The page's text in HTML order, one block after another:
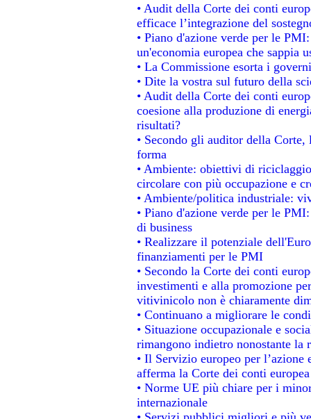
• Audit della Corte dei conti
efficace l’integrazione del
• Piano d'azione verde per le
un'economia europea che sappia
• La Commissione esorta i
• Dite la vostra sul futuro della
• Audit della Corte dei conti
coesione alla produzione di
risultati?
• Secondo gli auditor della Corte,
forma
• Ambiente: obiettivi di
circolare con più occupazione e
• Ambiente/politica industriale:
• Piano d'azione verde per le
di business
• Realizzare il potenziale
finanziamenti per le PMI
• Secondo la Corte dei conti
investimenti e alla promozione
vitivinicolo non è chiaramente
• Continuano a migliorare le
• Situazione occupazionale e
rimangono indietro nonostante la
• Il Servizio europeo per l’azione
afferma la Corte dei conti europea
• Norme UE più chiare per i
internazionale